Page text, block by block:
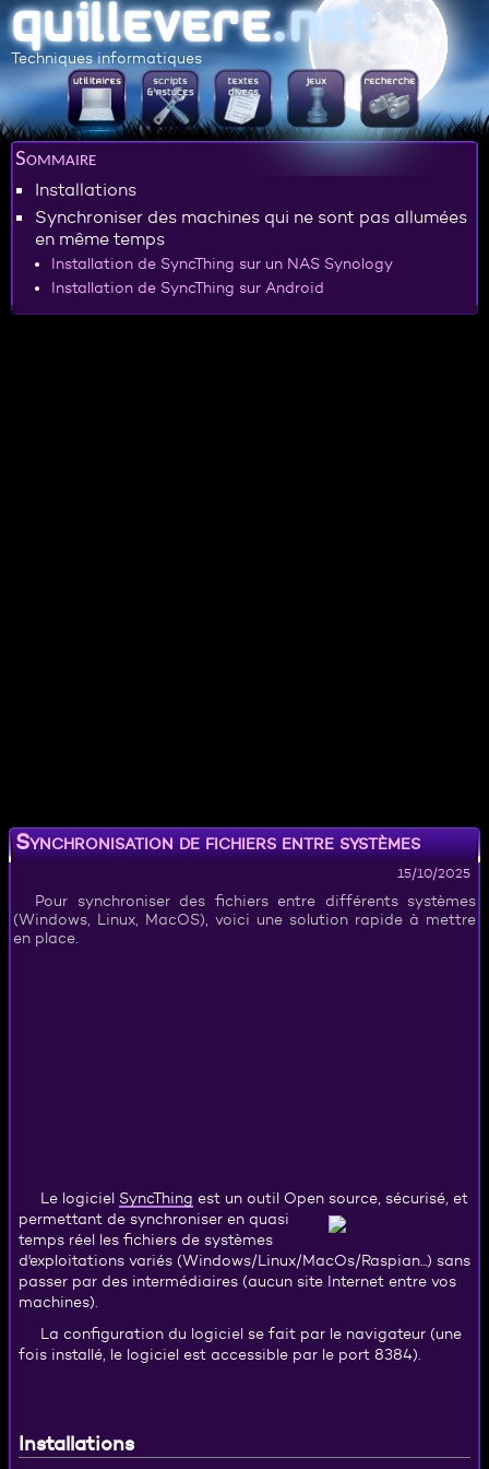
Techniques informatiques
Sommaire
Installations
Synchroniser des machines qui ne sont pas allumées
en même temps
Installation de SyncThing sur un NAS Synology
Installation de SyncThing sur Android
Synchronisation de fichiers entre systèmes
15/10/2025
Pour synchroniser des fichiers entre différents systèmes
(Windows, Linux, MacOS), voici une solution rapide à mettre
en place.
Le logiciel SyncThing est un outil Open source, sécurisé, et
permettant de synchroniser en quasi
temps réel les fichiers de systèmes
d'exploitations variés (Windows/Linux/MacOs/Raspian...) sans
passer par des intermédiaires (aucun site Internet entre vos
machines).
La configuration du logiciel se fait par le navigateur (une
fois installé, le logiciel est accessible par le port 8384).
Installations